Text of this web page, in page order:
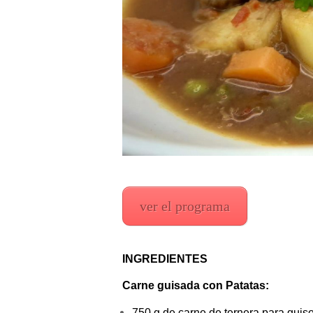
ver el programa
INGREDIENTES
Carne guisada con Patatas: